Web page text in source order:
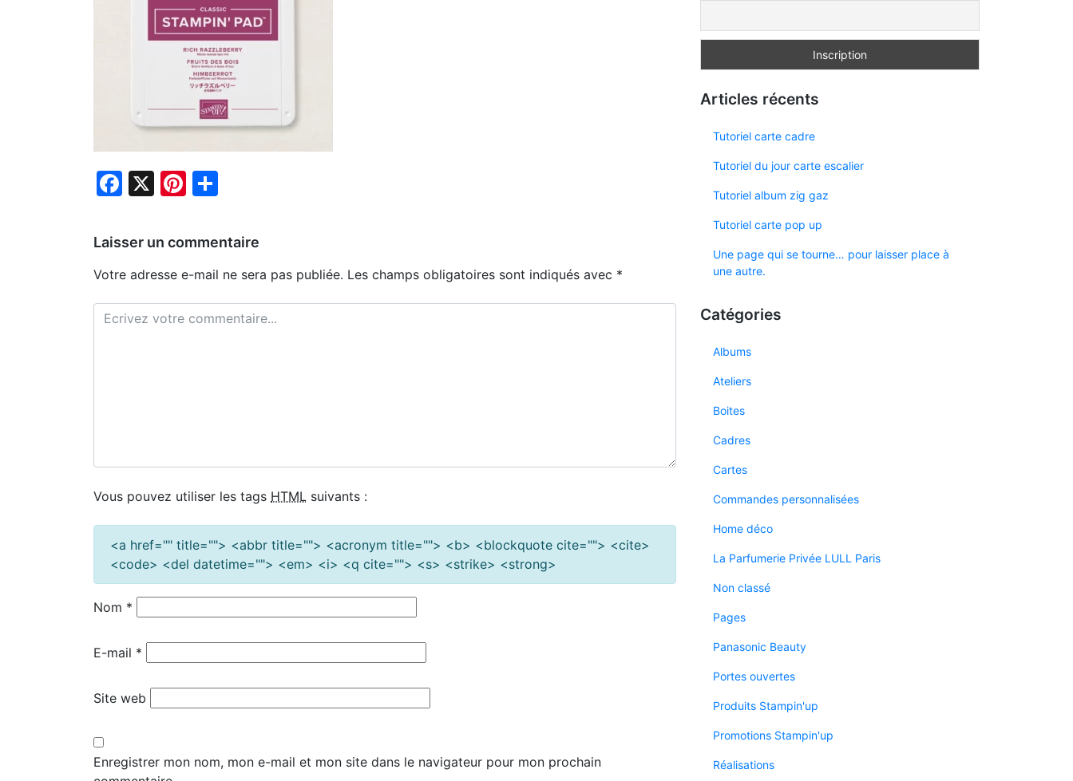
Facebook
X Pinterest
Laisser un commentaire
Votre adresse e-mail ne sera pas publiée. Les champs obligatoires sont indiqués avec *
Vous pouvez utiliser les tags HTML suivants :
<a href="" title=""> <abbr title=""> <acronym title=""> <b> <blockquote cite=""> <cite>
<code> <del datetime=""> <em> <i> <q cite=""> <s> <strike> <strong>
Nom *
E-mail *
Site web
Enregistrer mon nom, mon e-mail et mon site dans le navigateur pour mon prochain
Articles récents
Tutoriel carte cadre
Tutoriel du jour carte escalier
Tutoriel album zig gaz
Tutoriel carte pop up
Une page qui se tourne… pour laisser place à
une autre.
Catégories
Albums
Ateliers
Boites
Cadres
Cartes
Commandes personnalisées
Home déco
La Parfumerie Privée LULL Paris
Non classé
Pages
Panasonic Beauty
Portes ouvertes
Produits Stampin'up
Promotions Stampin'up
Réalisations